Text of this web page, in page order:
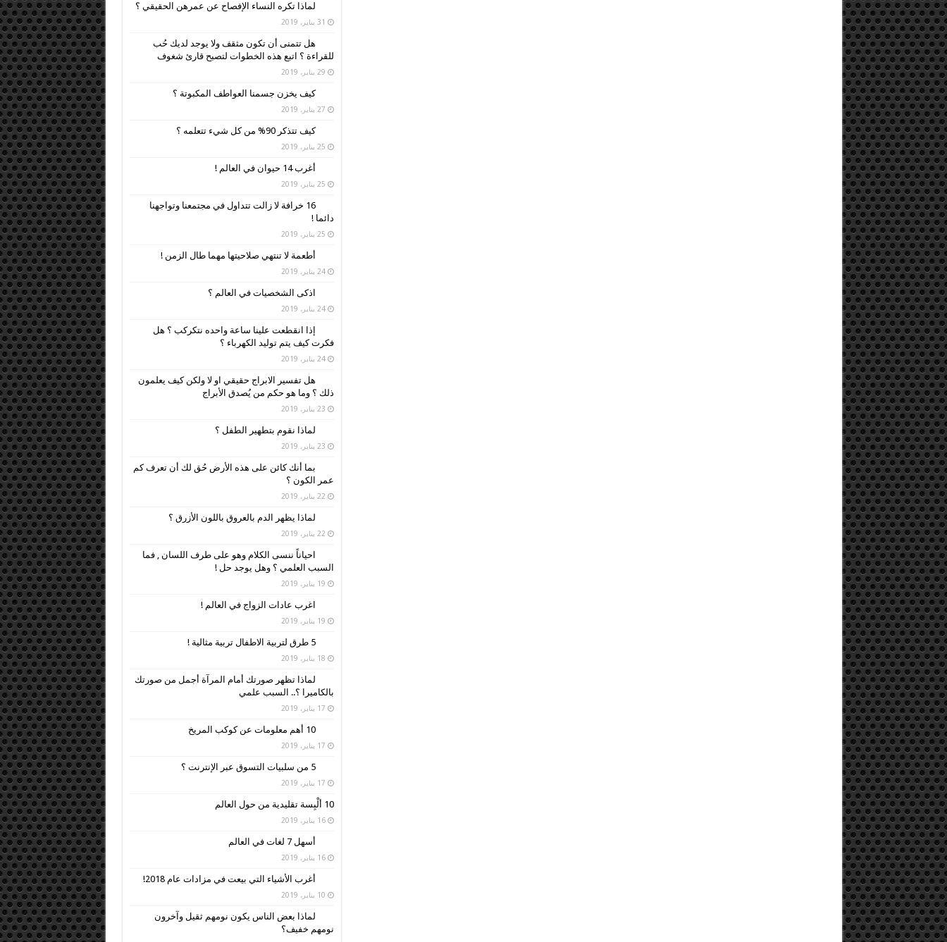
لماذا تكره النساء الإفصاح عن عمرهن الحقيقي ؟
31 يناير، 2019
هل تتمنى أن تكون مثقف ولا يوجد لديك حُب
للقراءة ؟ اتبع هذه الخطوات لتصبح قارئ شغوف
29 يناير، 2019
كيف يخزن جسمنا العواطف المكبوتة ؟
27 يناير، 2019
كيف تتذكر 90% من كل شيء تتعلمه ؟
25 يناير، 2019
أغرب 14 حيوان في العالم !
25 يناير، 2019
16 خرافة لا زالت تتداول في مجتمعنا وتواجهنا
دائما !
25 يناير، 2019
أطعمة لا تنتهي صلاحيتها مهما طال الزمن !
24 يناير، 2019
اذكى الشخصيات في العالم ؟
24 يناير، 2019
إذا انقطعت علينا ساعة واحده نتكركب ؟ هل
فكرت كيف يتم توليد الكهرباء ؟
24 يناير، 2019
هل تفسير الابراج حقيقي او لا ولكن كيف يعلمون
ذلك ؟ وما هو حكم من يُصدق الأبراج
23 يناير، 2019
لماذا نقوم بتطهير الطفل ؟
23 يناير، 2019
بما أنك كائن على هذه الأرض حُق لك أن تعرف كم
عمر الكون ؟
22 يناير، 2019
لماذا يظهر الدم بالعروق باللون الأزرق ؟
22 يناير، 2019
احياناً ننسى الكلام وهو على طرف اللسان , فما
السبب العلمي ؟ وهل يوجد حل !
19 يناير، 2019
اغرب عادات الزواج في العالم !
19 يناير، 2019
5 طرق لتربية الاطفال تربية مثالية !
18 يناير، 2019
لماذا تظهر صورتك أمام المرآة أجمل من صورتك
بالكاميرا ؟.. السبب علمي
17 يناير، 2019
10 أهم معلومات عن كوكب المريخ
17 يناير، 2019
5 من سلبيات التسوق عبر الإنترنت ؟
17 يناير، 2019
10 ألْبِسة تقليدية من حول العالم
16 يناير، 2019
أسهل 7 لغات في العالم
16 يناير، 2019
أغرب الأشياء التي بيعت في مزادات عام 2018!
10 يناير، 2019
لماذا بعض الناس يكون نومهم ثقيل وآخرون
نومهم خفيف؟